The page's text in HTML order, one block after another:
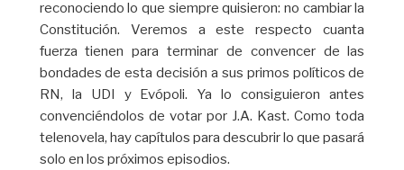
reconociendo lo que siempre quisieron: no cambiar la
Constitución. Veremos a este respecto cuanta
fuerza tienen para terminar de convencer de las
bondades de esta decisión a sus primos políticos de
RN, la UDI y Evópoli. Ya lo consiguieron antes
convenciéndolos de votar por J.A. Kast. Como toda
telenovela, hay capítulos para descubrir lo que pasará
solo en los próximos episodios.